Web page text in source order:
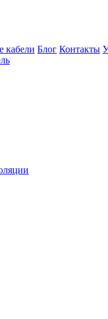
кабели Блог Контакты